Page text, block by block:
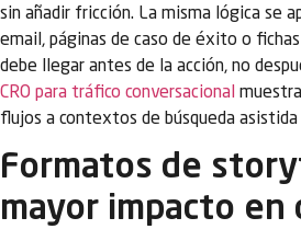
sin añadir fricción. La misma lógica se
email, páginas de caso de éxito o
debe llegar antes de la acción, no
CRO para tráfico conversacional
flujos a contextos de búsqueda asistida
Formatos de
mayor impacto en